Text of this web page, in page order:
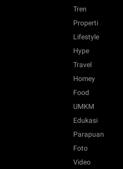
Tren
Properti
Lifestyle
Hype
Travel
Homey
Food
UMKM
Edukasi
Parapuan
Foto
Video